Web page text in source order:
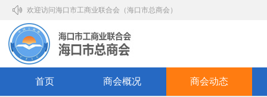
欢迎访问海口市工商业联合会（海口市总商会）
首页 商会概况 商会动态